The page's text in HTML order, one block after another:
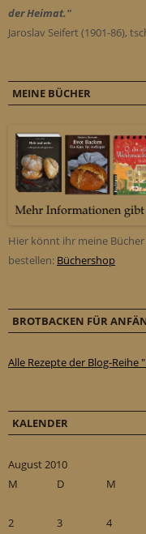
der Heimat."
Jaroslav Seifert (1901-86),
MEINE BÜCHER
Hier könnt ihr meine
bestellen: Büchershop
BROTBACKEN FÜR
Alle Rezepte der Blog-
KALENDER
August 2010
M
D M
2
3 4